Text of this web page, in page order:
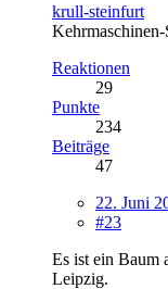
krull-steinfurt
Kehrmaschinen-
Reaktionen
29
Punkte
234
Beiträge
47
22. Juni
#23
Es ist ein Baum
Leipzig.